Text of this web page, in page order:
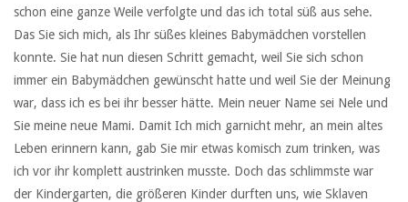
schon eine ganze Weile verfolgte und das ich total süß aus sehe.
Das Sie sich mich, als Ihr süßes kleines Babymädchen vorstellen
konnte. Sie hat nun diesen Schritt gemacht, weil Sie sich schon
immer ein Babymädchen gewünscht hatte und weil Sie der Meinung
war, dass ich es bei ihr besser hätte. Mein neuer Name sei Nele und
Sie meine neue Mami. Damit Ich mich garnicht mehr, an mein altes
Leben erinnern kann, gab Sie mir etwas komisch zum trinken, was
ich vor ihr komplett austrinken musste. Doch das schlimmste war
der Kindergarten, die größeren Kinder durften uns, wie Sklaven